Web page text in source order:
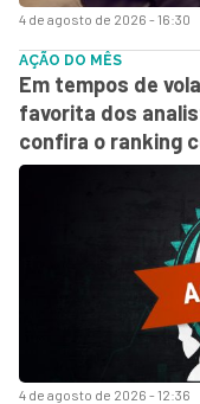
4 de agosto de 2026 - 16:30
4 de agosto de 2026 - 12:36
AÇÃO DO MÊS
Em tempos de
favorita dos
confira o ranking